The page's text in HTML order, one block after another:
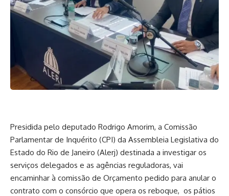
Presidida pelo deputado Rodrigo Amorim, a Comissão
Parlamentar de Inquérito (CPI) da Assembleia Legislativa do
Estado do Rio de Janeiro (Alerj) destinada a investigar os
serviços delegados e as agências reguladoras, vai
encaminhar à comissão de Orçamento pedido para anular o
contrato com o consórcio que opera os reboque, os pátios